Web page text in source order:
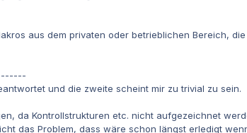
aus dem privaten oder betrieblichen Bereich,
und die zweite scheint mir zu trivial zu sein.
da Kontrollstrukturen etc. nicht aufgezeichnet
das Problem, dass wäre schon längst erledigt